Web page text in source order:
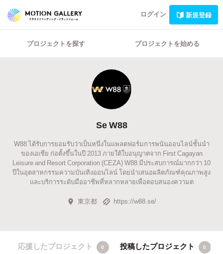
ログイン 新規登録
プロジェクトを探す プロジェクトを始める
Se W88
W88 ได้รับการยอมรับว่าเป็นหนึ่งในแพลตฟอร์มการพนันออนไลน์ชั้นนำ
ของเอเชีย ก่อตั้งขึ้นในปี 2013 ภายใต้ใบอนุญาตจาก First Cagayan
Leisure and Resort Corporation (CEZA) W88 มีประสบการณ์มากกว่า 10
ปีในอุตสาหกรรมความบันเทิงออนไลน์ โดยนำเสนอผลิตภัณฑ์คุณภาพสูง
และบริการระดับมืออาชีพที่หลากหลายเพื่อตอบสนองความต
東京都 https://w88.se/
応援したプロジェクト 0 投稿したプロジェクト 0